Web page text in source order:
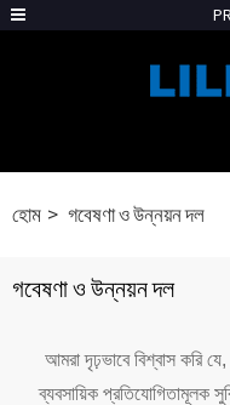
হোম গবেষণা ও উন্নয়ন দল
গবেষণা ও উন্নয়ন দল
আমরা দৃঢ়ভাবে বিশ্বাস করি
ব্যবসায়িক প্রতিযোগিতামূলক